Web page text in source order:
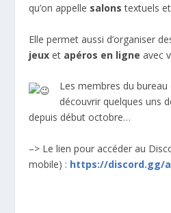
qu’on appelle salonstextuels
Elle permet aussi d’organiser
jeux et apéros en ligne avec
Les membres du
découvrir quelques uns
depuis début octobre…
–> Le lien pour accéder au
mobile) : https://discord.gg/